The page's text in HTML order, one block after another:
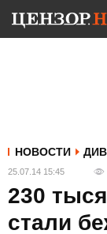
НОВОСТИ
25.07.14 15:45
230
стали